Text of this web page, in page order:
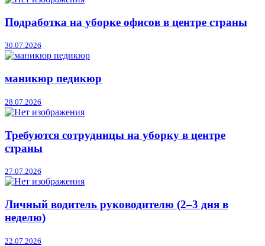
Подработка на уборке офисов в центре страны
30.07.2026
маникюр педикюр
28.07.2026
Требуются сотрудницы на уборку в центре
страны
27.07.2026
Личный водитель руководителю (2–3 дня в
неделю)
22.07.2026